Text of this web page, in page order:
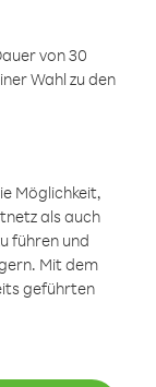
von 30
Wahl zu den
Möglichkeit,
als auch
führen und
Mit dem
geführten